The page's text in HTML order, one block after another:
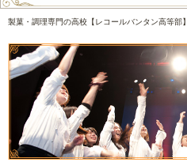
製菓・調理専門の高校【レコールバンタン高等部】